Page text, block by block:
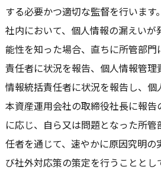
する必要かつ適切な監督を行います。
社内において、個人情報の漏えい
能性を知った場合、直ちに所管部
責任者に状況を報告、個人情報管理
情報統括責任者に状況を報告し、個
本資産運用会社の取締役社長に報
に応じ、自ら又は問題となった所
任者を通じて、速やかに原因究明の
び社外対応策の策定を行うこととし